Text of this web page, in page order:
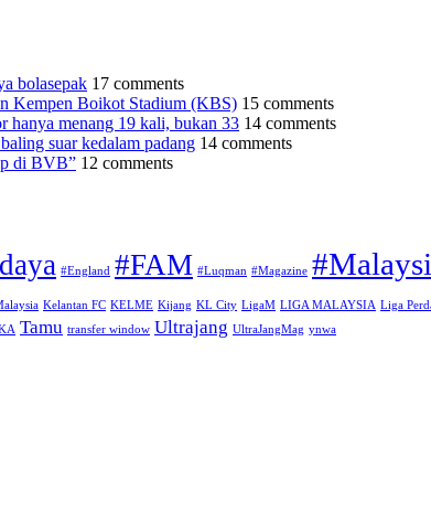
bolasepak 17 comments
Kempen Boikot Stadium (KBS) 15 comments
hanya menang 19 kali, bukan 33 14 comments
suar kedalam padang 14 comments
di BVB” 12 comments
#England #FAM #Luqman #Magazine
Kelantan FC KELME Kijang KL City LigaM LIGA MALAYSIA Liga
Tamu transfer window Ultrajang UltraJangMag ynwa